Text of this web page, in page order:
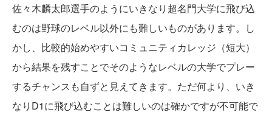
佐々木麟太郎選手のようにいきなり超名門大学に飛び込
むのは野球のレベル以外にも難しいものがあります。し
かし、比較的始めやすいコミュニティカレッジ（短大）
から結果を残すことでそのようなレベルの大学でプレー
するチャンスも自ずと見えてきます。ただ何より、いき
なりD1に飛び込むことは難しいのは確かですが不可能で